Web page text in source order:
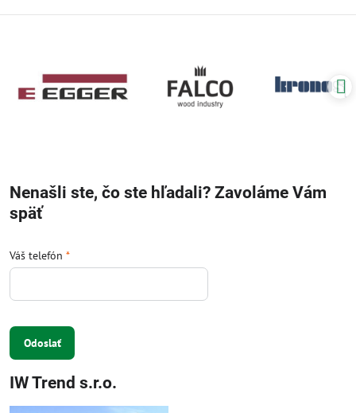
Nenašli ste, čo ste hľadali? Zavoláme Vám
späť
Váš telefón *
Odoslať
IW Trend s.r.o.